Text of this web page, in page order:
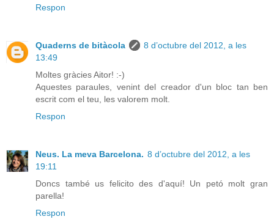
Respon
Quaderns de bitàcola
8 d’octubre del 2012, a les
13:49
Moltes gràcies Aitor! :-)
Aquestes paraules, venint del creador d'un bloc tan ben
escrit com el teu, les valorem molt.
Respon
Neus. La meva Barcelona. 8 d’octubre del 2012, a les
19:11
Doncs també us felicito des d'aquí! Un petó molt gran
parella!
Respon